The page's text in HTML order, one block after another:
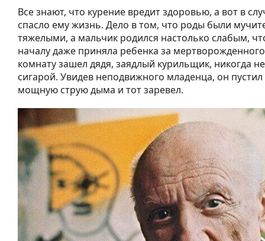
Все знают, что курение вредит здоровью, а вот в
спасло ему жизнь. Дело в том, что роды были
тяжелыми, а мальчик родился настолько слабым,
началу даже приняла ребенка за
комнату зашел дядя, заядлый курильщик, никогда
сигарой. Увидев неподвижного младенца, он
мощную струю дыма и тот заревел.